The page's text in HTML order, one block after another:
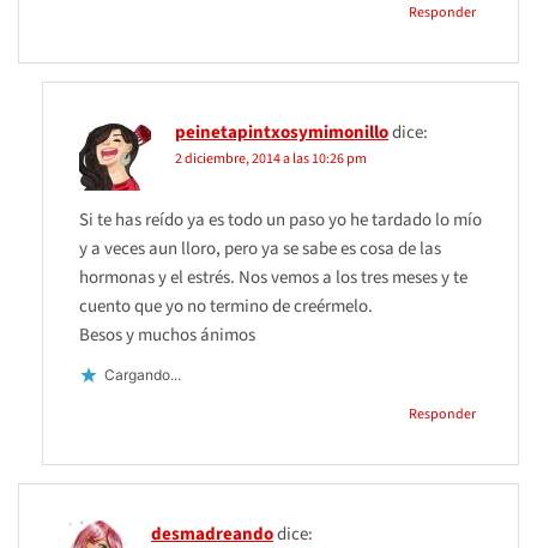
Responder
peinetapintxosymimonillodice:
2 diciembre, 2014 a las 10:26 pm
Si te has reído ya es todo un paso yo he tardado lo mío
y a veces aun lloro, pero ya se sabe es cosa de las
hormonas y el estrés. Nos vemos a los tres meses y te
cuento que yo no termino de creérmelo.
Besos y muchos ánimos
Cargando...
Responder
desmadreandodice: